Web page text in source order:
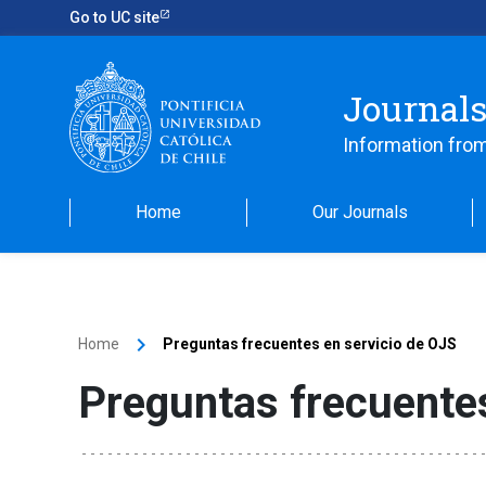
Go to UC site
Information
Home Our Journals
Home keyboard_arrow_right Preguntas frecuentes en servicio de OJS
Preguntas